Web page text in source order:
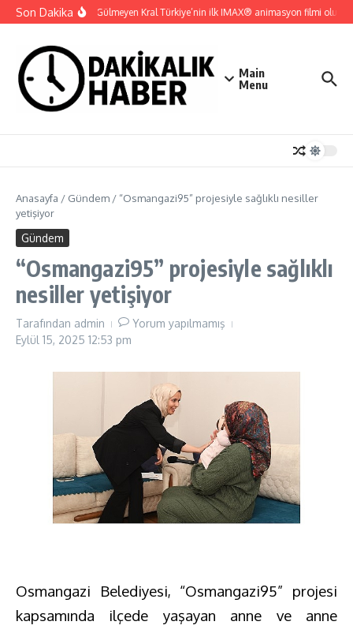
İçeriğe atla
Son DakikaGupi ve Gülmeyen Kral Türkiye’nin ilk IMAX® animasyon filmi oluyor
Main
Menu
Anasayfa / Gündem / “Osmangazi95” projesiyle sağlıklı nesiller
yetişiyor
Gündem
“Osmangazi95” projesiyle sağlıklı
nesiller yetişiyor
Tarafından admin
Yorum yapılmamış
Eylül 15, 2025 12:53 pm
Osmangazi Belediyesi, “Osmangazi95” projesi
kapsamında ilçede yaşayan anne ve anne